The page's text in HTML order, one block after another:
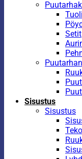
Setit
Sisustus
Sisustus